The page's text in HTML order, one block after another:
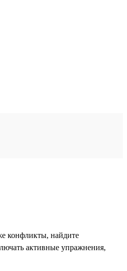
конфликты, найдите
активные упражнения,